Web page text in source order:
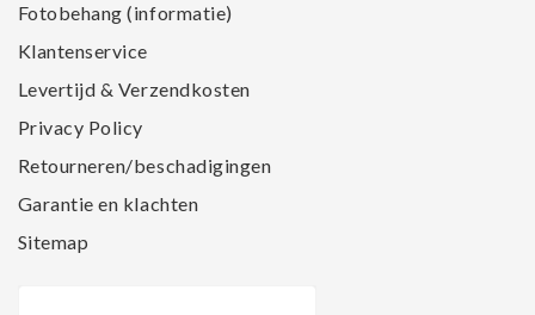
Fotobehang (informatie)
Klantenservice
Levertijd & Verzendkosten
Privacy Policy
Retourneren/beschadigingen
Garantie en klachten
Sitemap